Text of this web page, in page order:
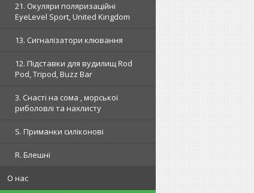
21. Окуляри поляризаційні
EyeLevel Sport, United Kingdom
13. Сигналізатори клювання
12. Підставки для вудилищ Rod
Pod, Tripod, Buzz Bar
3. Снасті на сома , морської
риболовлі та нахлисту
S. Приманки силіконові
R. Блешні
О нас